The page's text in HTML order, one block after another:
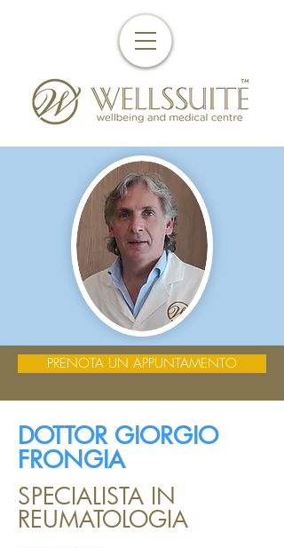
PRENOTA UN APPUNTAMENTO
DOTTOR GIORGIO
FRONGIA
SPECIALISTA IN
REUMATOLOGIA